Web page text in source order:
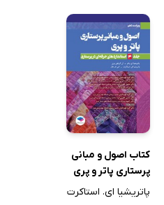
کتاب اصول و مبانی
پرستاری پاتر و پری
2021 (ویراست
پاتریشیا ای. استاکرت